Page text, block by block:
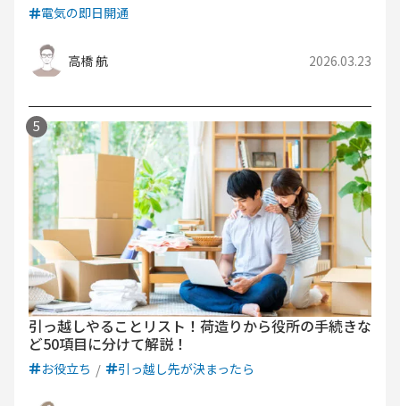
電気の即日開通
高橋 航 2026.03.23
引っ越しやることリスト！荷造りから役所の手続きな
ど50項目に分けて解説！
お役立ち 引っ越し先が決まったら